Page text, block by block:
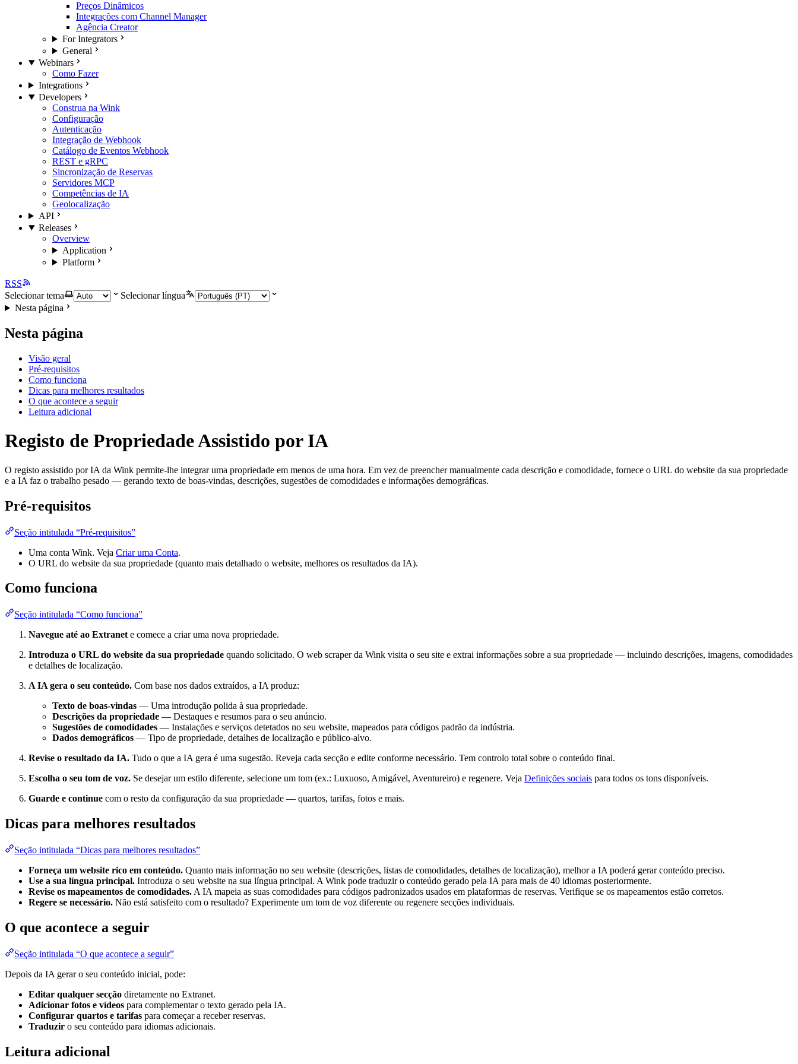
Preços Dinâmicos
Integrações com Channel Manager
Agência Creator
For Integrators
General
Webinars
Como Fazer
Integrations
Developers
Construa na Wink
Configuração
Autenticação
Integração de Webhook
Catálogo de Eventos Webhook
REST e gRPC
Sincronização de Reservas
Servidores MCP
Competências de IA
Geolocalização
API
Releases
Overview
Application
Platform
RSS
Selecionar tema
Selecionar língua
Nesta página
Nesta página
Visão geral
Pré-requisitos
Como funciona
Dicas para melhores resultados
O que acontece a seguir
Leitura adicional
Registo de Propriedade Assistido por IA
O registo assistido por IA da Wink permite-lhe integrar uma propriedade em menos de uma hora. Em vez de preencher manualmente cada descrição e comodidade, fornece o URL do website da sua propriedade
e a IA faz o trabalho pesado — gerando texto de boas-vindas, descrições, sugestões de comodidades e informações demográficas.
Pré-requisitos
Seção intitulada “Pré-requisitos”
Uma conta Wink. Veja Criar uma Conta.
O URL do website da sua propriedade (quanto mais detalhado o website, melhores os resultados da IA).
Como funciona
Seção intitulada “Como funciona”
Navegue até ao Extranet e comece a criar uma nova propriedade.
Introduza o URL do website da sua propriedade quando solicitado. O web scraper da Wink visita o seu site e extrai informações sobre a sua propriedade — incluindo descrições, imagens, comodidades
e detalhes de localização.
A IA gera o seu conteúdo. Com base nos dados extraídos, a IA produz:
Texto de boas-vindas — Uma introdução polida à sua propriedade.
Descrições da propriedade — Destaques e resumos para o seu anúncio.
Sugestões de comodidades — Instalações e serviços detetados no seu website, mapeados para códigos padrão da indústria.
Dados demográficos — Tipo de propriedade, detalhes de localização e público-alvo.
Revise o resultado da IA. Tudo o que a IA gera é uma sugestão. Reveja cada secção e edite conforme necessário. Tem controlo total sobre o conteúdo final.
Escolha o seu tom de voz. Se desejar um estilo diferente, selecione um tom (ex.: Luxuoso, Amigável, Aventureiro) e regenere. Veja Definições sociais para todos os tons disponíveis.
Guarde e continue com o resto da configuração da sua propriedade — quartos, tarifas, fotos e mais.
Dicas para melhores resultados
Seção intitulada “Dicas para melhores resultados”
Forneça um website rico em conteúdo. Quanto mais informação no seu website (descrições, listas de comodidades, detalhes de localização), melhor a IA poderá gerar conteúdo preciso.
Use a sua língua principal. Introduza o seu website na sua língua principal. A Wink pode traduzir o conteúdo gerado pela IA para mais de 40 idiomas posteriormente.
Revise os mapeamentos de comodidades. A IA mapeia as suas comodidades para códigos padronizados usados em plataformas de reservas. Verifique se os mapeamentos estão corretos.
Regere se necessário. Não está satisfeito com o resultado? Experimente um tom de voz diferente ou regenere secções individuais.
O que acontece a seguir
Seção intitulada “O que acontece a seguir”
Depois da IA gerar o seu conteúdo inicial, pode:
Editar qualquer secção diretamente no Extranet.
Adicionar fotos e vídeos para complementar o texto gerado pela IA.
Configurar quartos e tarifas para começar a receber reservas.
Traduzir o seu conteúdo para idiomas adicionais.
Leitura adicional